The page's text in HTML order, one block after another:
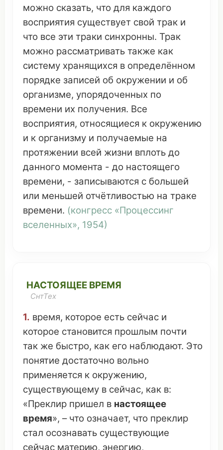
можно сказать, что для каждого
восприятия существует свой трак и
что все эти траки синхронны. Трак
можно рассматривать также как
систему хранящихся в определённом
порядке записей об окружении и об
организме, упорядоченных по
времени их получения. Все
восприятия, относящиеся к окружению
и к организму и получаемые на
протяжении всей жизни вплоть до
данного момента - до настоящего
времени, - записываются с большей
или меньшей отчётливостью на траке
времени. (конгресс «Процессинг
вселенных», 1954)
НАСТОЯЩЕЕ ВРЕМЯ
СнтТех
1. время, которое есть сейчас и
которое становится прошлым почти
так же быстро, как его наблюдают. Это
понятие достаточно вольно
применяется к окружению,
существующему в сейчас, как в:
«Преклир пришел в настоящее
время», – что означает, что преклир
стал осознавать существующие
сейчас материю, энергию,